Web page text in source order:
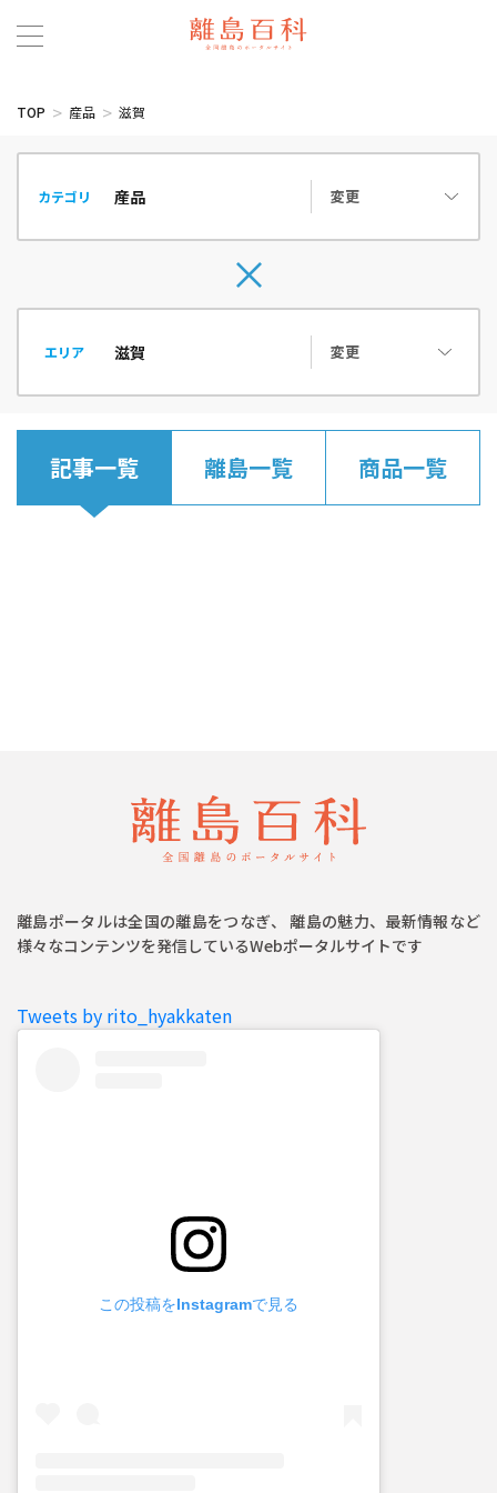
TOP 産品 滋賀
カテゴリ 変更
エリア 変更
記事一覧 離島一覧 商品一覧
離島ポータルは全国の離島をつなぎ、 離島の魅力、最新情報など
様々なコンテンツを発信しているWebポータルサイトです
Tweets by rito_hyakkaten
この投稿をInstagramで見る